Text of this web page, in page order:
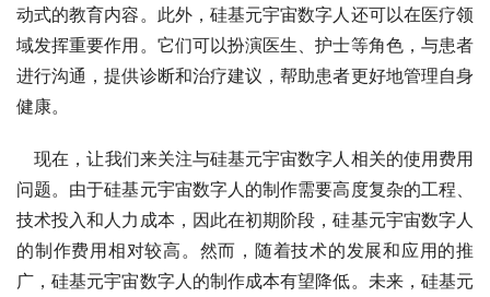
动式的教育内容。此外，硅基元宇宙数字人还可以在医疗领
域发挥重要作用。它们可以扮演医生、护士等角色，与患者
进行沟通，提供诊断和治疗建议，帮助患者更好地管理自身
健康。
    现在，让我们来关注与硅基元宇宙数字人相关的使用费用
问题。由于硅基元宇宙数字人的制作需要高度复杂的工程、
技术投入和人力成本，因此在初期阶段，硅基元宇宙数字人
的制作费用相对较高。然而，随着技术的发展和应用的推
广，硅基元宇宙数字人的制作成本有望降低。未来，硅基元